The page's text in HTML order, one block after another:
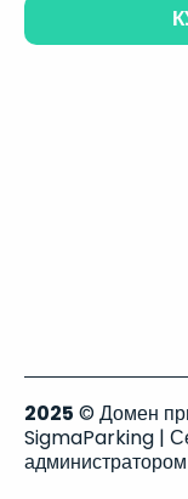
2025 © Домен
SigmaParking |